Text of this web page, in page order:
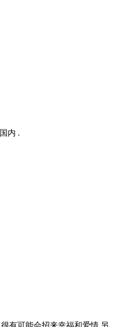
内 .
有可能会招来幸福和爱情,另